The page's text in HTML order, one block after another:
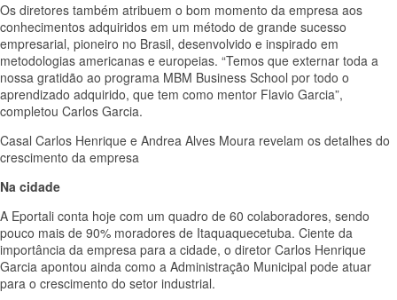
Os diretores também atribuem o bom momento da empresa aos
conhecimentos adquiridos em um método de grande sucesso
empresarial, pioneiro no Brasil, desenvolvido e inspirado em
metodologias americanas e europeias. “Temos que externar toda a
nossa gratidão ao programa MBM Business School por todo o
aprendizado adquirido, que tem como mentor Flavio Garcia”,
completou Carlos Garcia.
Casal Carlos Henrique e Andrea Alves Moura revelam os detalhes do
crescimento da empresa
Na cidade
A Eportali conta hoje com um quadro de 60 colaboradores, sendo
pouco mais de 90% moradores de Itaquaquecetuba. Ciente da
importância da empresa para a cidade, o diretor Carlos Henrique
Garcia apontou ainda como a Administração Municipal pode atuar
para o crescimento do setor industrial.